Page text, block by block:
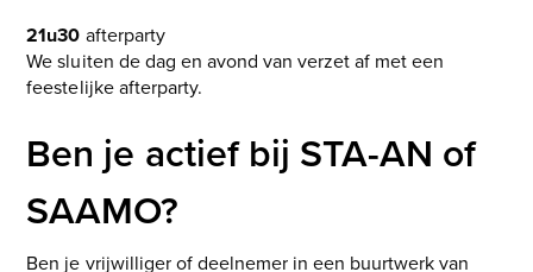
21u30 afterparty
We sluiten de dag en avond van verzet af met een
feestelijke afterparty.
Ben je actief bij STA-AN of
SAAMO?
Ben je vrijwilliger of deelnemer in een buurtwerk van